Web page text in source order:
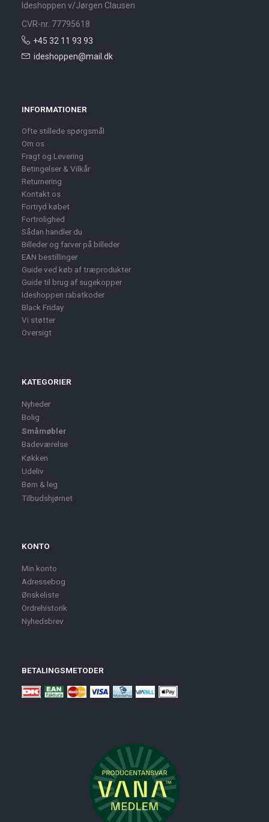
Ideshoppen v/Jørgen Clausen
CVR-nr. 77795618
+45 32 11 93 93
ideshoppen@mail.dk
INFORMATIONER
Ofte stillede spørgsmål
Om os
Fragt og Levering
Betingelser & Vilkår
Returnering
Kontakt os
Fortryd købet
Fortrolighed
Sådan handler du
Billeder og farver på billeder
EAN bestillinger
Guide ved køb af træprodukter
Guide til brug af sugekopper
Ideshoppen rabatkoder
Black Friday
Vi støtter
Oversigt
KATEGORIER
Nyheder
Bolig
Småmøbler
Badeværelse
Køkken
Udeliv
Børn & leg
Tilbudshjørnet
KONTO
Min konto
Adressebog
Ønskeliste
Ordrehistorik
Nyhedsbrev
BETALINGSMETODER